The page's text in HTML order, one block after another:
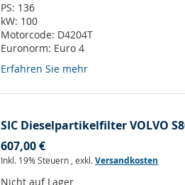
PS: 136
kW: 100
Motorcode: D4204T
Euronorm: Euro 4
Erfahren Sie mehr
SIC Dieselpartikelfilter VOLVO
607,00 €
Inkl. 19% Steuern ,exkl.Versandkosten
Nicht auf Lager